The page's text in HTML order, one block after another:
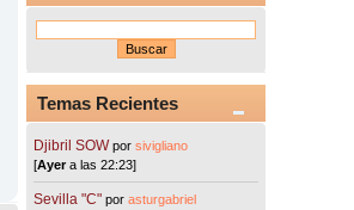
Temas Recientes
Djibril SOW porsivigliano
[Ayera las 22:23]
Sevilla "C"porasturgabriel